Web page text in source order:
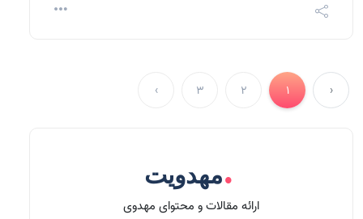
‹
1
2
3
›
.مهدویت
ارائه مقالات و محتوای مهدوی